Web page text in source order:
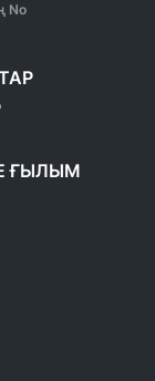
No
ҒЫЛЫМ